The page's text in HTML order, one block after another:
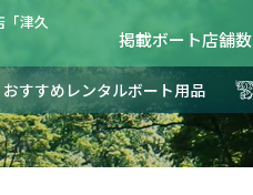
「津久
掲載ボート店舗数
おすすめレンタルボート用品